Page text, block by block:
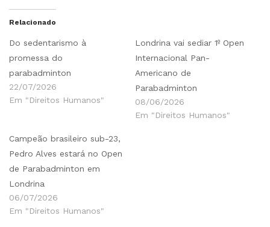
Relacionado
Do sedentarismo à
promessa do
parabadminton
22/07/2026
Em "Direitos Humanos"
Londrina vai sediar 1º Open
Internacional Pan-
Americano de
Parabadminton
08/06/2026
Em "Direitos Humanos"
Campeão brasileiro sub-23,
Pedro Alves estará no Open
de Parabadminton em
Londrina
06/07/2026
Em "Direitos Humanos"